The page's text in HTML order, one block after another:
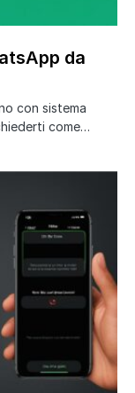
da
con sistema
come…